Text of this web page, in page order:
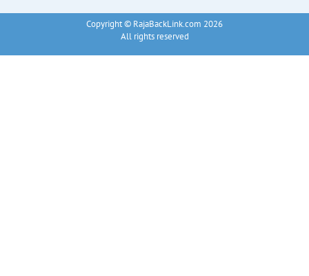
Copyright © RajaBackLink.com 2026
All rights reserved